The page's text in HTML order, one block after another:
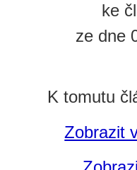
ke
ze dne
K tomutu
Zobrazit